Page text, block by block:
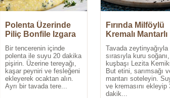
Polenta Üzerinde
Piliç Bonfile Izgara
Bir tencerenin içinde
polenta ile suyu 20 dakika
pişirin. Üzerine tereyağı,
kaşar peyniri ve fesleğeni
ekleyerek ocaktan alın.
Ayrı bir tavada tere...
Fırında Milföylü
Kremalı Mantarlı
Tavada zeytinyağıyla
sırasıyla kuru soğanı,
kuşbaşı Lezita
But etini, sarımsağı
mantarı soteleyin.
ve kremasını ekleyip
dakik...